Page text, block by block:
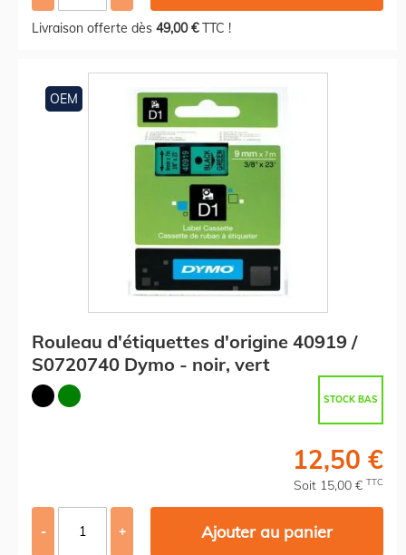
Livraison offerte dès 49,00 €TTC !
OEM
Rouleau d'étiquettes d'origine 40919 /
S0720740 Dymo - noir, vert
STOCK BAS
12,50 €
Soit 15,00 € TTC
- + Ajouter au panier